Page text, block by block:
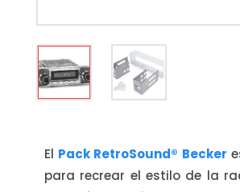
El Pack RetroSound® Becker
para recrear el estilo de la